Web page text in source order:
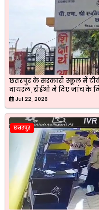
छतरपुर के सरकारी स्कूल में
वायरल, डीईओ ने दिए जांच के
Jul 22, 2026
छतरपुर